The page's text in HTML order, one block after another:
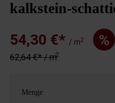
kalkstein-
54,30 €* / m2 %
62,64 €* / m2
Menge